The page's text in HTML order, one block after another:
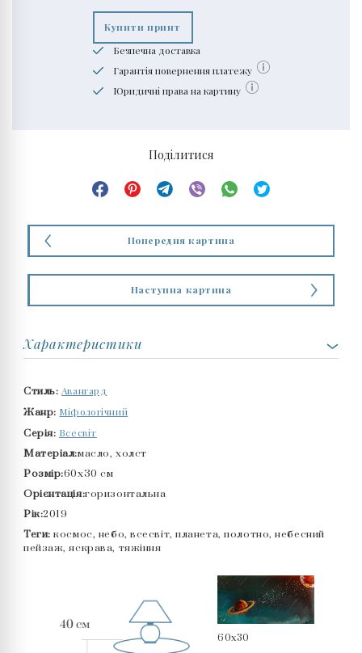
Купити принт
Безпечна доставка
Гарантія повернення платежу
Юридичні права на картину
Поділитися
Попередня картина
Наступна картина
Характеристики
Стиль: Авангард
Жанр: Міфологічний
Серія: Всесвіт
Матеріал:масло, холст
Розмір:60x30 см
Орієнтація:горизонтальна
Рік:2019
Теги: космос, небо, всесвіт, планета, полотно, небесний
пейзаж, яскрава, тяжіння
60x30